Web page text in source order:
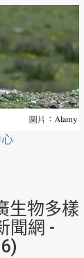
生物多樣
聞網 -